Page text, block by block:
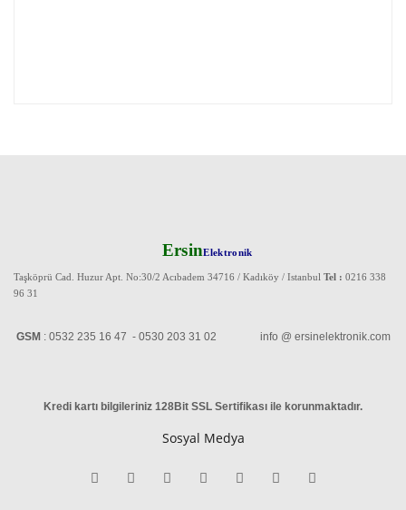
ErsinElektronik
Taşköprü Cad. Huzur Apt. No:30/2 Acıbadem 34716 / Kadıköy / Istanbul Tel : 0216 338
96 31
GSM : 0532 235 16 47 - 0530 203 31 02 info @ ersinelektronik.com
Kredi kartı bilgileriniz 128Bit SSL Sertifikası ile korunmaktadır.
Sosyal Medya